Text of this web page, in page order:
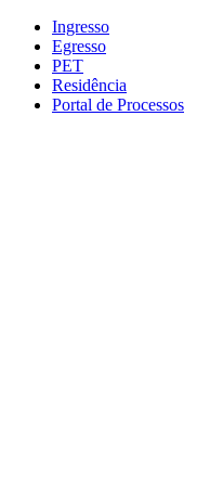
Conteúdo principal
Ingresso
Egresso
PET
Residência
Portal de Processos